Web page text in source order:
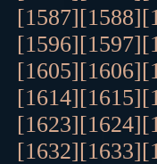
[1587][1588]
[1596][1597]
[1605][1606]
[1614][1615]
[1623][1624]
[1632][1633]